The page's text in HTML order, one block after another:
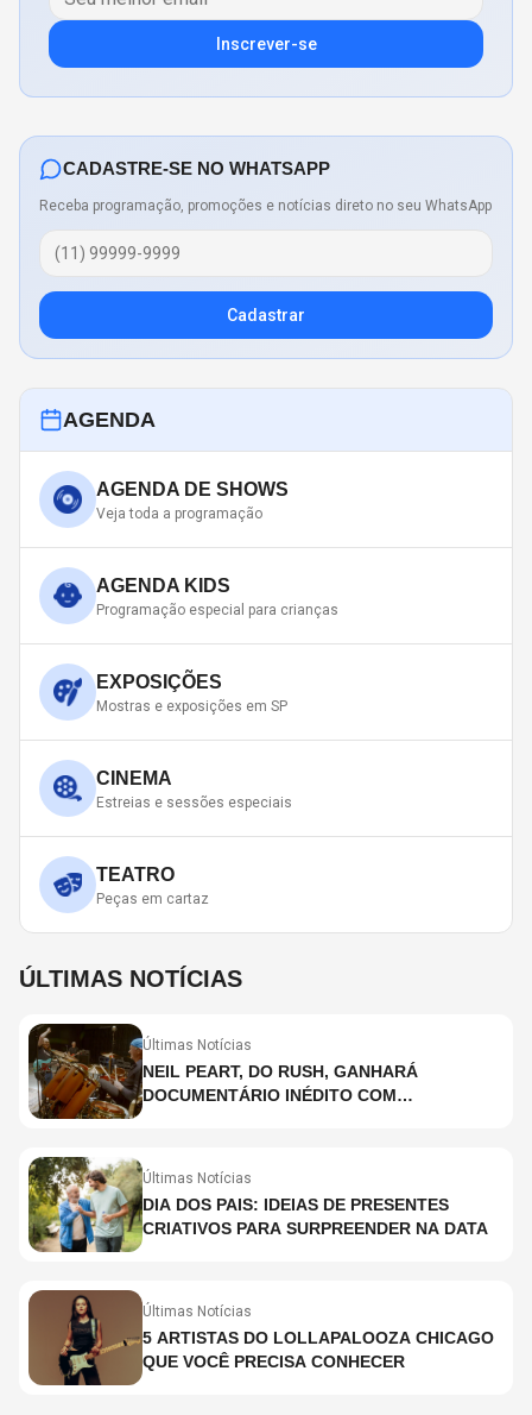
Inscrever-se
CADASTRE-SE NO WHATSAPP
Receba programação, promoções e notícias direto no seu WhatsApp
Cadastrar
AGENDA
AGENDA DE SHOWS
Veja toda a programação
AGENDA KIDS
Programação especial para crianças
EXPOSIÇÕES
Mostras e exposições em SP
CINEMA
Estreias e sessões especiais
TEATRO
Peças em cartaz
ÚLTIMAS NOTÍCIAS
Últimas Notícias
NEIL PEART, DO RUSH, GANHARÁ
DOCUMENTÁRIO INÉDITO COM
Últimas Notícias
DIA DOS PAIS: IDEIAS DE PRESENTES
CRIATIVOS PARA SURPREENDER NA DATA
Últimas Notícias
5 ARTISTAS DO LOLLAPALOOZA CHICAGO
QUE VOCÊ PRECISA CONHECER